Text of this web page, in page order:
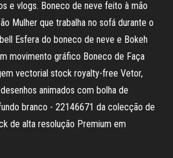
e vlogs. Boneco de neve feito à mão
Mulher que trabalha no sofá durante o
Esfera do boneco de neve e Bokeh
movimento gráfico Boneco de Faça
vectorial stock royalty-free Vetor,
animados com bolha de
branco - 22146671 da colecção de
de alta resolução Premium em